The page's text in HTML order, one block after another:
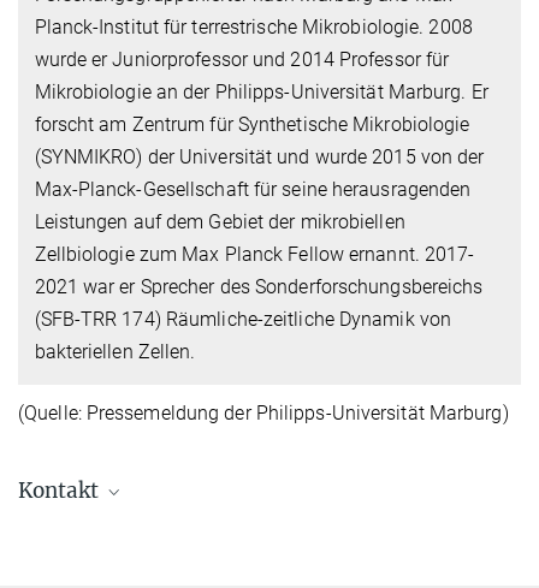
Planck-Institut für terrestrische Mikrobiologie. 2008
wurde er Juniorprofessor und 2014 Professor für
Mikrobiologie an der Philipps-Universität Marburg. Er
forscht am Zentrum für Synthetische Mikrobiologie
(SYNMIKRO) der Universität und wurde 2015 von der
Max-Planck-Gesellschaft für seine herausragenden
Leistungen auf dem Gebiet der mikrobiellen
Zellbiologie zum Max Planck Fellow ernannt. 2017-
2021 war er Sprecher des Sonderforschungsbereichs
(SFB-TRR 174) Räumliche-zeitliche Dynamik von
bakteriellen Zellen.
(Quelle: Pressemeldung der Philipps-Universität Marburg)
Kontakt